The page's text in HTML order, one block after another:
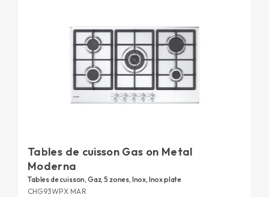
Tables de cuisson Gas on Metal
Moderna
Tables de cuisson, Gaz, 5 zones, Inox, Inox plate
CHG93WPX MAR